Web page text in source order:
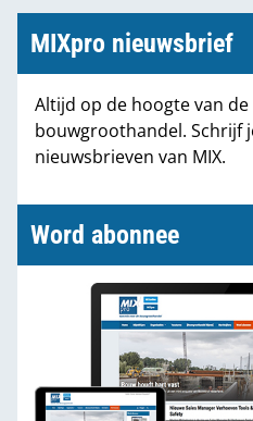
MIXpro nieuwsbrief
Altijd op de hoogte van
bouwgroothandel. Schrijf
nieuwsbrieven van MIX.
Word abonnee